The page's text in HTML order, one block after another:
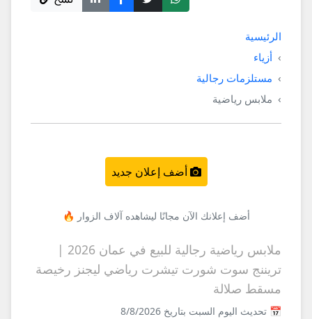
الرئيسية
أزياء
مستلزمات رجالية
ملابس رياضية
أضف إعلان جديد
أضف إعلانك الآن مجانًا ليشاهده آلاف الزوار 🔥
ملابس رياضية رجالية للبيع في عمان 2026 |
تريننج سوت شورت تيشرت رياضي ليجنز رخيصة
مسقط صلالة
📅 تحديث اليوم السبت بتاريخ 8/8/2026